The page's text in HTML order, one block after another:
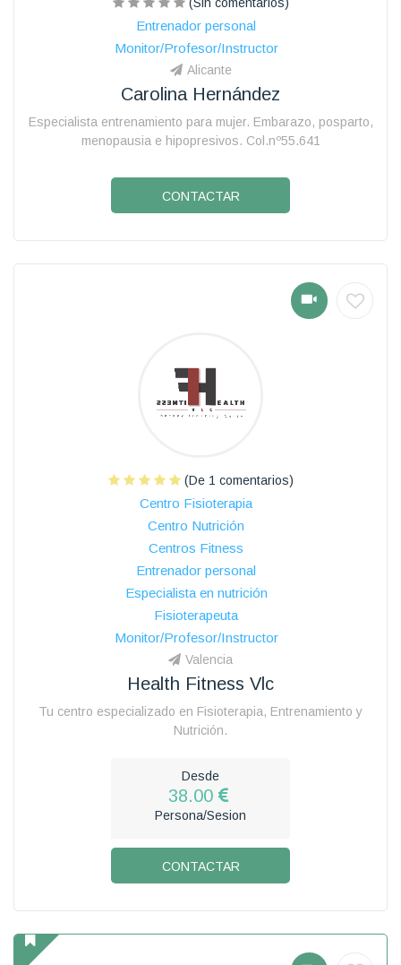
Entrenador personal
Monitor/Profesor/Instructor
Alicante
Carolina Hernández
Especialista entrenamiento para mujer. Embarazo, posparto,
menopausia e hipopresivos. Col.nº55.641
CONTACTAR
(De 1 comentarios)
Centro Fisioterapia
Centro Nutrición
Centros Fitness
Entrenador personal
Especialista en nutrición
Fisioterapeuta
Monitor/Profesor/Instructor
Valencia
Health Fitness Vlc
Tu centro especializado en Fisioterapia, Entrenamiento y
Nutrición.
Desde
38.00
Persona/Sesion
CONTACTAR